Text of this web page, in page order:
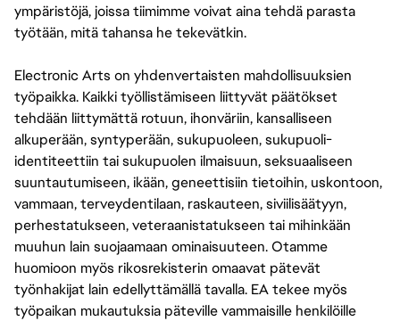
ympäristöjä, joissa tiimimme voivat aina tehdä parasta
työtään, mitä tahansa he tekevätkin.
Electronic Arts on yhdenvertaisten mahdollisuuksien
työpaikka. Kaikki työllistämiseen liittyvät päätökset
tehdään liittymättä rotuun, ihonväriin, kansalliseen
alkuperään, syntyperään, sukupuoleen, sukupuoli-
identiteettiin tai sukupuolen ilmaisuun, seksuaaliseen
suuntautumiseen, ikään, geneettisiin tietoihin, uskontoon,
vammaan, terveydentilaan, raskauteen, siviilisäätyyn,
perhestatukseen, veteraanistatukseen tai mihinkään
muuhun lain suojaamaan ominaisuuteen. Otamme
huomioon myös rikosrekisterin omaavat pätevät
työnhakijat lain edellyttämällä tavalla. EA tekee myös
työpaikan mukautuksia päteville vammaisille henkilöille